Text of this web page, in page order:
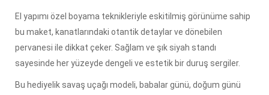
El yapımı özel boyama teknikleriyle eskitilmiş görünüme sahip
bu maket, kanatlarındaki otantik detaylar ve dönebilen
pervanesi ile dikkat çeker. Sağlam ve şık siyah standı
sayesinde her yüzeyde dengeli ve estetik bir duruş sergiler.
Bu hediyelik savaş uçağı modeli, babalar günü, doğum günü